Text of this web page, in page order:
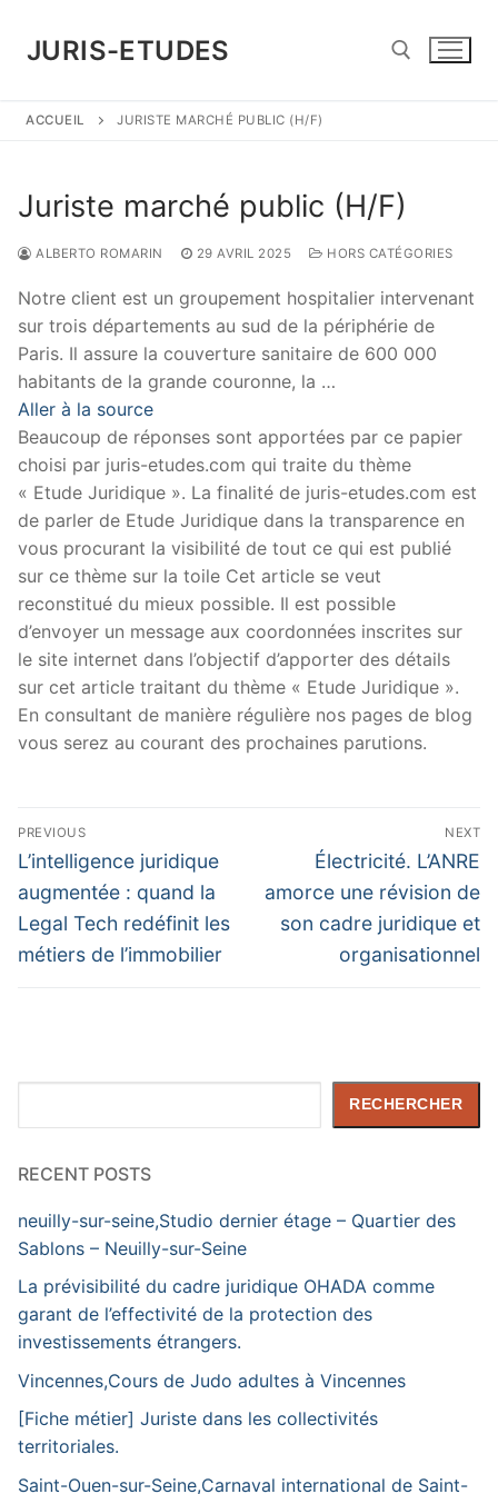
contenu
JURIS-ETUDES
ACCUEIL JURISTE MARCHÉ PUBLIC (H/F)
Juriste marché public (H/F)
ALBERTO ROMARIN 29 AVRIL 2025 HORS CATÉGORIES
Notre client est un groupement hospitalier intervenant
sur trois départements au sud de la périphérie de
Paris. Il assure la couverture sanitaire de 600 000
habitants de la grande couronne, la …
Aller à la source
Beaucoup de réponses sont apportées par ce papier
choisi par juris-etudes.com qui traite du thème
« Etude Juridique ». La finalité de juris-etudes.com est
de parler de Etude Juridique dans la transparence en
vous procurant la visibilité de tout ce qui est publié
sur ce thème sur la toile Cet article se veut
reconstitué du mieux possible. Il est possible
d’envoyer un message aux coordonnées inscrites sur
le site internet dans l’objectif d’apporter des détails
sur cet article traitant du thème « Etude Juridique ».
En consultant de manière régulière nos pages de blog
vous serez au courant des prochaines parutions.
Navigation
de
l’article
PREVIOUS
Previous
post:
L’intelligence juridique
augmentée : quand la
Legal Tech redéfinit les
métiers de l’immobilier
NEXT
Next
post:
Électricité. L’ANRE
amorce une révision de
son cadre juridique et
organisationnel
RECHERCHER
RECENT POSTS
neuilly-sur-seine,Studio dernier étage – Quartier des
Sablons – Neuilly-sur-Seine
La prévisibilité du cadre juridique OHADA comme
garant de l’effectivité de la protection des
investissements étrangers.
Vincennes,Cours de Judo adultes à Vincennes
[Fiche métier] Juriste dans les collectivités
territoriales.
Saint-Ouen-sur-Seine,Carnaval international de Saint-